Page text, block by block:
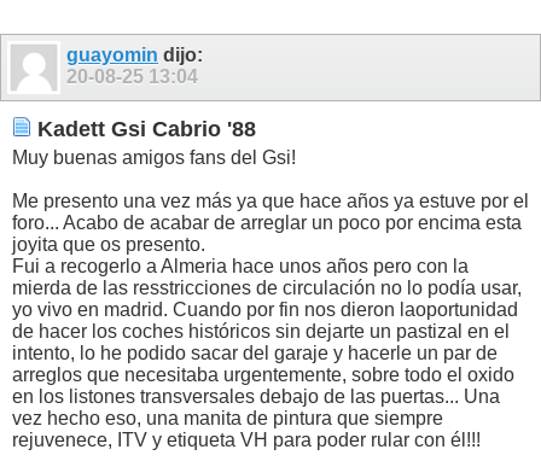
guayomin dijo:
20-08-25 13:04
Kadett Gsi Cabrio '88
Muy buenas amigos fans del Gsi!
Me presento una vez más ya que hace años ya estuve por el
foro... Acabo de acabar de arreglar un poco por encima esta
joyita que os presento.
Fui a recogerlo a Almeria hace unos años pero con la
mierda de las resstricciones de circulación no lo podía usar,
yo vivo en madrid. Cuando por fin nos dieron laoportunidad
de hacer los coches históricos sin dejarte un pastizal en el
intento, lo he podido sacar del garaje y hacerle un par de
arreglos que necesitaba urgentemente, sobre todo el oxido
en los listones transversales debajo de las puertas... Una
vez hecho eso, una manita de pintura que siempre
rejuvenece, ITV y etiqueta VH para poder rular con él!!!